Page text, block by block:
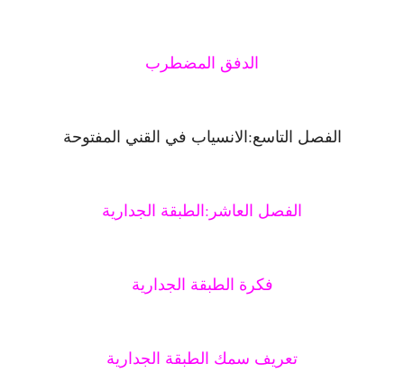
الدفق المضطرب
الفصل التاسع:الانسياب في القني المفتوحة
الفصل العاشر:الطبقة الجدارية
فكرة الطبقة الجدارية
تعريف سمك الطبقة الجدارية